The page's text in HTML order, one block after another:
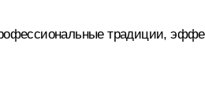
традиции,